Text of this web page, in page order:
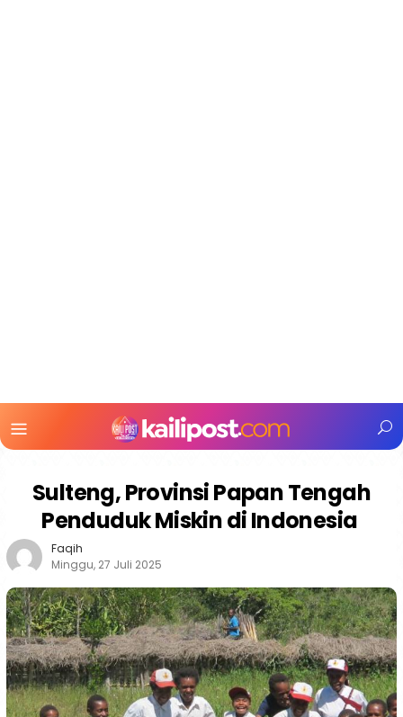
Mobile
Sulteng, Provinsi Papan Tengah
Penduduk Miskin di Indonesia
Faqih
Minggu, 27 Juli 2025